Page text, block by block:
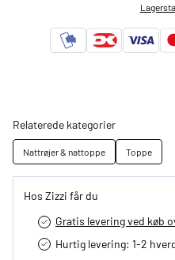
Relaterede kategorier
Nattrøjer & nattoppe Toppe
Hos Zizzi får du
Gratis levering ved køb
Hurtig levering­: 1-2